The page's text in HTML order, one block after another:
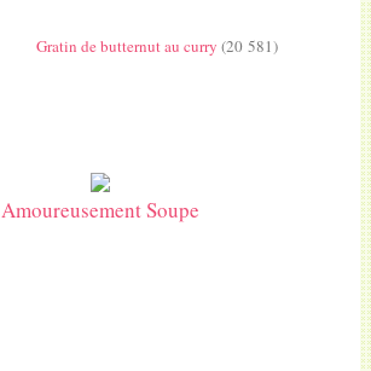
Gratin de butternut au curry (20 581)
Amoureusement Soupe